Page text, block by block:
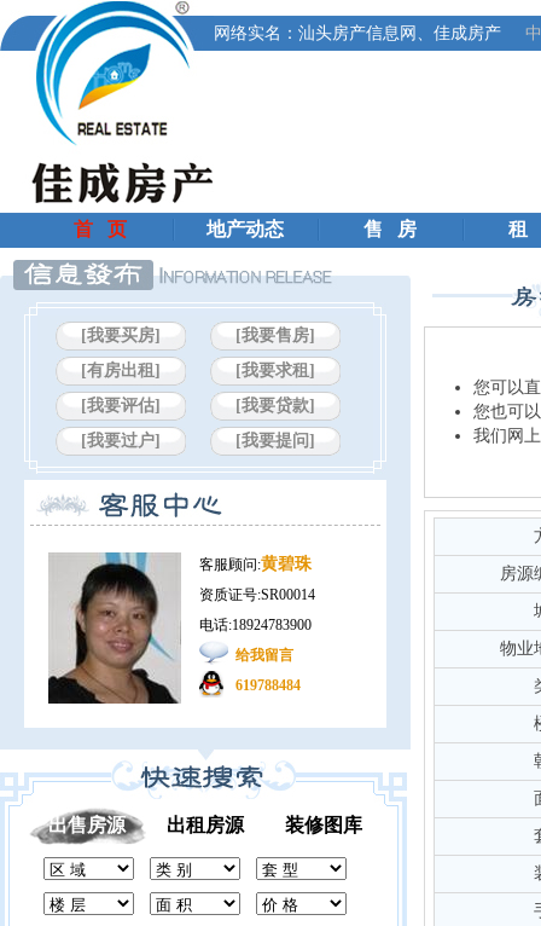
网络实名：汕头房产信息网、佳成房产
首 页 地产动态 售 房 租
[我要买房]
[我要售房]
[有房出租]
[我要求租]
[我要评估]
[我要贷款]
[我要过户]
[我要提问]
客服顾问:黄碧珠
资质证号:SR00014
电话:18924783900
给我留言
619788484
出售房源 出租房源 装修图库
您可以
您也可
我们网
房源
物业